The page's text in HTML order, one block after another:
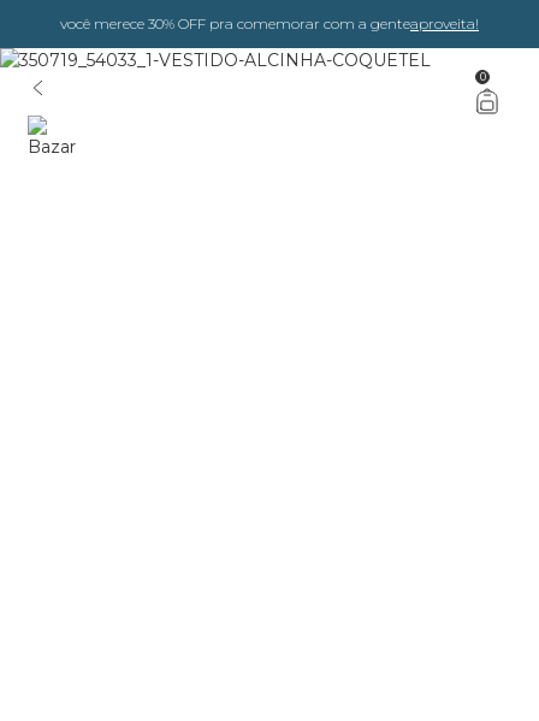
você merece 30% OFF pra comemorar com a genteaproveita!
0